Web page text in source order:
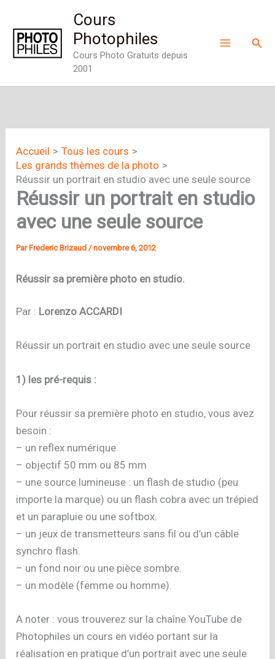
contenu
Cours
Photophiles
Cours Photo Gratuits depuis
2001
Accueil
Tous les cours
Les grands thèmes de la photo
Réussir un portrait en studio avec une seule source
Réussir un portrait en studio
avec une seule source
ParFrederic Brizaud /novembre 6, 2012
Réussir sa première photo en studio.
Par : Lorenzo ACCARDI
Réussir un portrait en studio avec une seule source
1) les pré-requis :
Pour réussir sa première photo en studio, vous avez
besoin :
– un reflex numérique
– objectif 50 mm ou 85 mm
– une source lumineuse : un flash de studio (peu
importe la marque) ou un flash cobra avec un trépied
et un parapluie ou une softbox.
– un jeux de transmetteurs sans fil ou d’un câble
synchro flash.
– un fond noir ou une pièce sombre.
– un modèle (femme ou homme).
A noter : vous trouverez sur la chaîne YouTube de
Photophiles un cours en vidéo portant sur la
réalisation en pratique d’un portrait avec une seule